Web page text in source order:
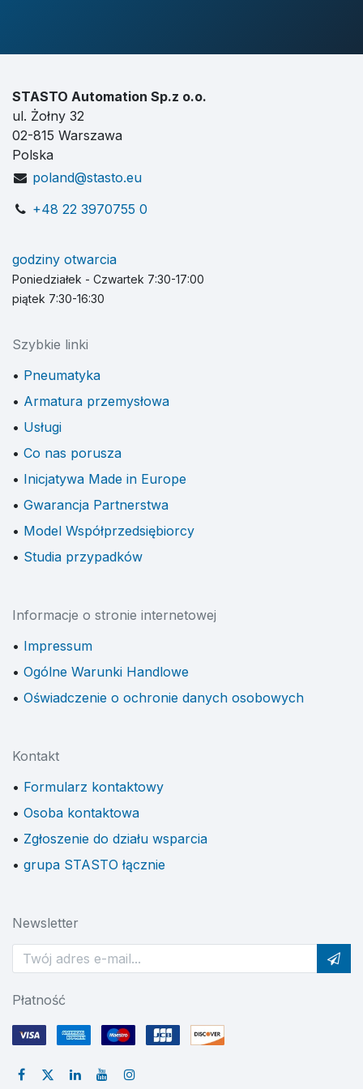
STASTO Automation Sp.z o.o.
ul. Żołny 32
02-815 Warszawa
Polska
poland@stasto.eu
+48 22 3970755 0
godziny otwarcia
Poniedziałek - Czwartek 7:30-17:00
piątek 7:30-16:30
Szybkie linki
Pneumatyka
Armatura przemysłowa
Usługi
Co nas porusza
Inicjatywa Made in Europe
Gwarancja Partnerstwa
Model Współprzedsiębiorcy
Studia przypadków
Informacje o stronie internetowej
Impressum
Ogólne Warunki Handlowe
Oświadczenie o ochronie danych osobowych
Kontakt
Formularz kontaktowy
Osoba kontaktowa
Zgłoszenie do działu wsparcia
grupa STASTO łącznie
Newsletter
Płatność